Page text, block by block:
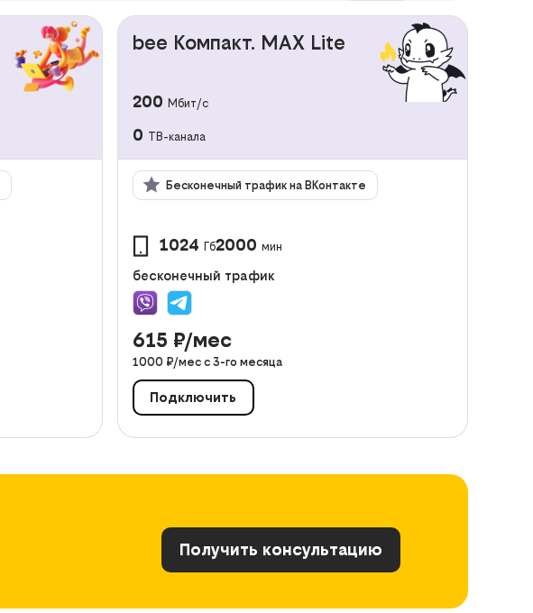
bee Компакт. MAX Lite
200 Мбит/с
0 ТВ-канала
Бесконечный трафик на ВКонтакте
1024 Гб2000 мин
бесконечный трафик
615 ₽/мес
1000 ₽/мес с 3-го месяца
Подключить
Получить консультацию